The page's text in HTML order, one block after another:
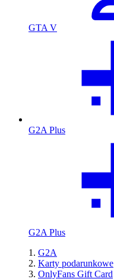
GTA V
G2A Plus
G2A Plus
G2A
Karty podarunkowe
OnlyFans Gift Card